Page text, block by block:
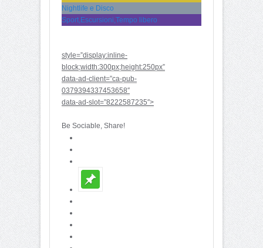
Nightlife e Disco
Sport,Escursioni,Tempo libero
style=”display:inline-
block;width:300px;height:250px”
data-ad-client=”ca-pub-
0379394337453658″
data-ad-slot=”8222587235″>
Be Sociable, Share!